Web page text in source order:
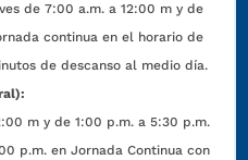
de 7:00 a.m. a 12:00 m y de
continua en el horario de
de descanso al medio día.
m y de 1:00 p.m. a 5:30 p.m.
en Jornada Continua con